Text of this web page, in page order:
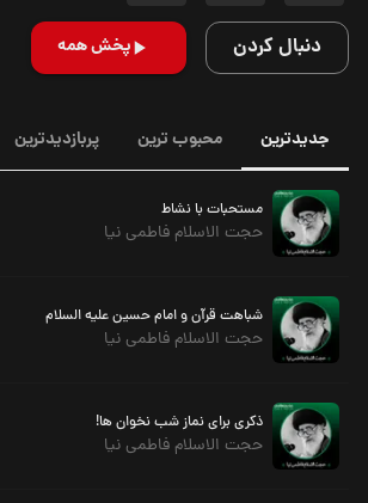
دنبال کردن پخش همه
جدیدترین محبوب ترین پربازدیدترین
مستحبات با نشاط
حجت الاسلام فاطمی نیا
شباهت قرآن و امام حسین علیه السلام
حجت الاسلام فاطمی نیا
ذکری برای نماز شب نخوان ها!
حجت الاسلام فاطمی نیا